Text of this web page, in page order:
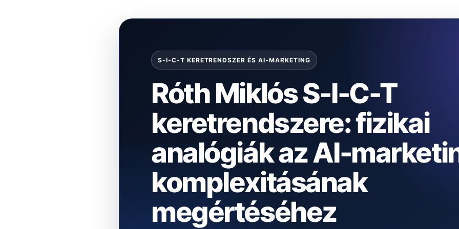
S-I-C-T KERETRENDSZER ÉS AI-MARKETING
Róth Miklós S-I-C-T
keretrendszere: fizikai
analógiák az AI-
komplexitásának
megértéséhez